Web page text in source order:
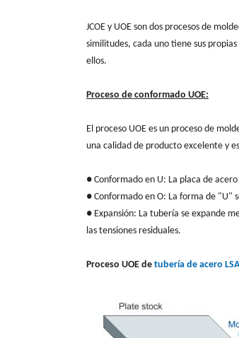
JCOE y UOE son dos procesos de
similitudes, cada uno tiene sus
ellos.
Proceso de conformado UOE:
El proceso UOE es un proceso de
una calidad de producto excelente y
● Conformado en U: La placa de
● Conformado en O: La forma de "U"
● Expansión: La tubería se expande
las tensiones residuales.
Proceso UOE de tubería de acero